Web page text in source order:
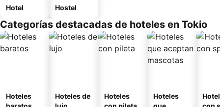
Hotel Hostel
Categorías destacadas de hoteles en Tokio
Hoteles
Hoteles de
Hoteles
Hoteles